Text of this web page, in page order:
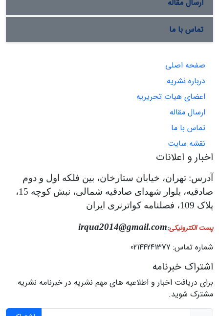
ارسال مقاله
تماس با ما
صفحه اصلی
درباره نشریه
اعضای هیات تحریریه
ارسال مقاله
تماس با ما
نقشه سایت
اخبار و اعلانات
آدرس: تهران، خیابان ستارخان، بین فلکه اول و دوم
صادقیه، بلوار شهدای صادقیه شمالی، نبش کوچه 15،
پلاک 109، فصلنامه کواترنری ایران
پست الکترونیکی:
irqua2014@gmail.com
شماره تماس: 02144241377
اشتراک خبرنامه
برای دریافت اخبار و اطلاعیه های مهم نشریه در خبرنامه نشریه
مشترک شوید.